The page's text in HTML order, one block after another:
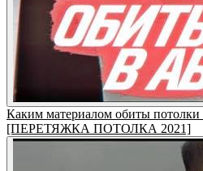
Каким материалом обиты потолки
[ПЕРЕТЯЖКА ПОТОЛКА 2021]